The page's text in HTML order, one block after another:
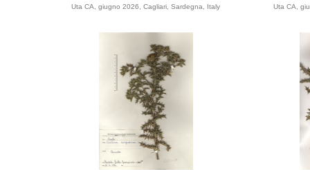
Uta CA, giugno 2026, Cagliari, Sardegna, Italy
Uta CA,